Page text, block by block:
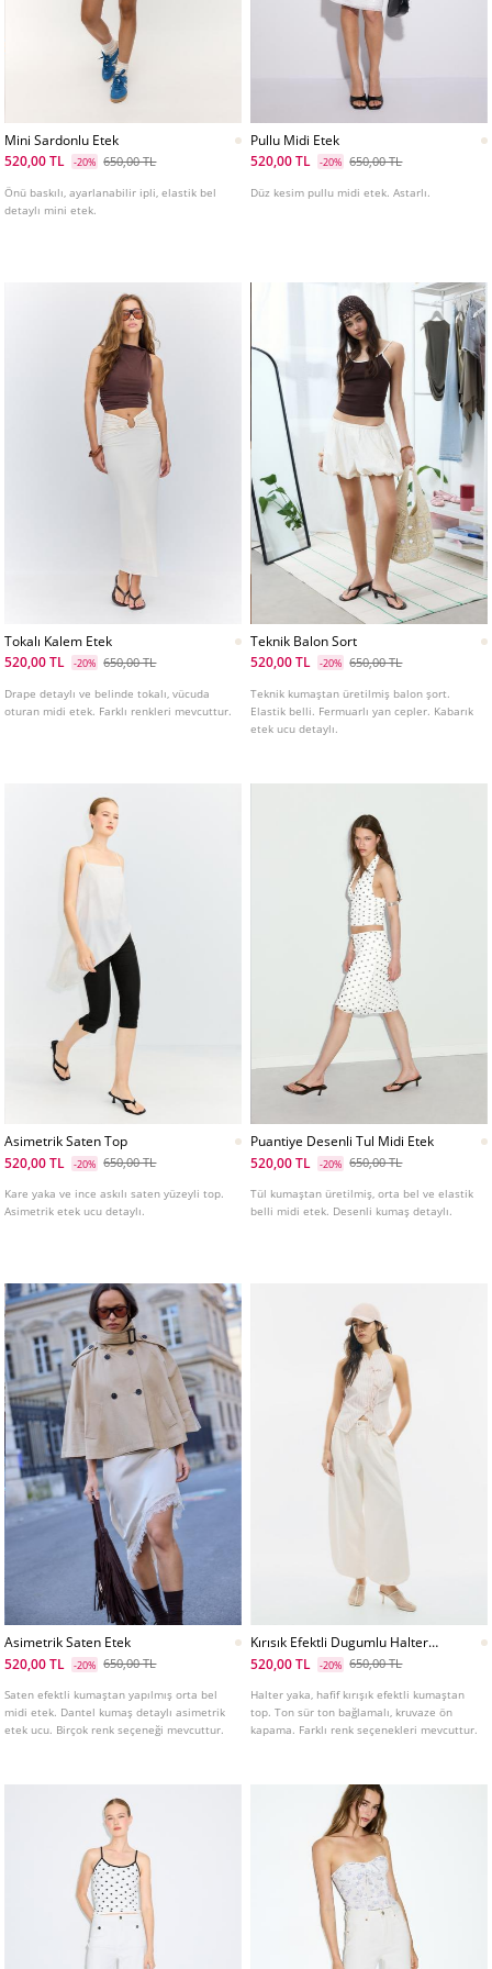
Mini Sardonlu Etek
520,00 TL
-20% 650,00 TL
Önü baskılı, ayarlanabilir ipli, elastik bel
detaylı mini etek.
Pullu Midi Etek
520,00 TL
-20% 650,00 TL
Düz kesim pullu midi etek. Astarlı.
Tokalı Kalem Etek
520,00 TL
-20% 650,00 TL
Drape detaylı ve belinde tokalı, vücuda
oturan midi etek. Farklı renkleri mevcuttur.
Teknik Balon Sort
520,00 TL
-20% 650,00 TL
Teknik kumaştan üretilmiş balon şort.
Elastik belli. Fermuarlı yan cepler. Kabarık
etek ucu detaylı.
Asimetrik Saten Top
520,00 TL
-20% 650,00 TL
Kare yaka ve ince askılı saten yüzeyli top.
Asimetrik etek ucu detaylı.
Puantiye Desenli Tul Midi Etek
520,00 TL
-20% 650,00 TL
Tül kumaştan üretilmiş, orta bel ve elastik
belli midi etek. Desenli kumaş detaylı.
Asimetrik Saten Etek
520,00 TL
-20% 650,00 TL
Saten efektli kumaştan yapılmış orta bel
midi etek. Dantel kumaş detaylı asimetrik
etek ucu. Birçok renk seçeneği mevcuttur.
Kırısık Efektli Dugumlu Halter
Ust
520,00 TL -20% 650,00 TL
Halter yaka, hafif kırışık efektli kumaştan
top. Ton sür ton bağlamalı, kruvaze ön
kapama. Farklı renk seçenekleri mevcuttur.